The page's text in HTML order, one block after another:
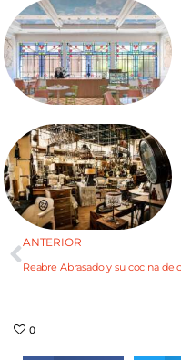
ANTERIOR
0